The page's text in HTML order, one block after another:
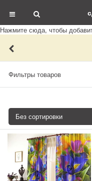
Нажмите сюда, чтобы
Фильтры товаров